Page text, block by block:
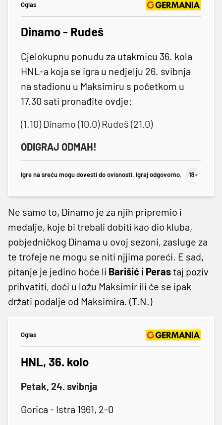
Oglas
Dinamo - Rudeš
Cjelokupnu ponudu za utakmicu 36. kola
HNL-a koja se igra u nedjelju 26. svibnja
na stadionu u Maksimiru s početkom u
17.30 sati pronađite ovdje:
(1.10) Dinamo (10.0) Rudeš (21.0)
ODIGRAJ ODMAH!
Igre na sreću mogu dovesti do ovisnosti. Igraj odgovorno.
Ne samo to, Dinamo je za njih pripremio i
medalje, koje bi trebali dobiti kao dio kluba,
pobjedničkog Dinama u ovoj sezoni, zasluge za
te trofeje ne mogu se niti njjima poreći. E sad,
pitanje je jedino hoće li Barišić i Perastaj poziv
prihvatiti, doći u ložu Maksimir ili će se ipak
držati podalje od Maksimira. (T.N.)
Oglas
HNL, 36. kolo
Petak, 24. svibnja
Gorica - Istra 1961, 2-0